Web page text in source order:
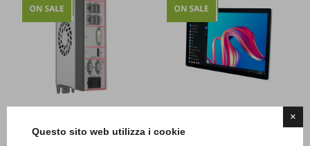
×
Questo sito web utilizza i cookie